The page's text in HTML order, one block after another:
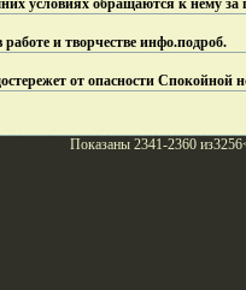
условиях обращаются к нему
и творчестве инфо.подроб.
от опасности Спокойной
Показаны 2341-2360